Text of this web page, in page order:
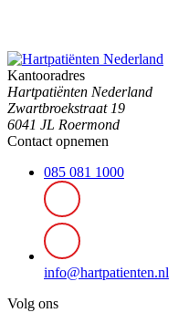
Kantooradres
Hartpatiënten Nederland
Zwartbroekstraat 19
6041 JL Roermond
Contact opnemen
085 081 1000
info@hartpatienten.nl
Volg ons